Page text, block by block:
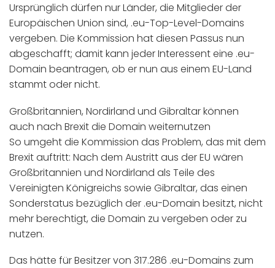
Ursprünglich dürfen nur Länder, die Mitglieder der
Europäischen Union sind, .eu-Top-Level-Domains
vergeben. Die Kommission hat diesen Passus nun
abgeschafft; damit kann jeder Interessent eine .eu-
Domain beantragen, ob er nun aus einem EU-Land
stammt oder nicht.
Großbritannien, Nordirland und Gibraltar können
auch nach Brexit die Domain weiternutzen
So umgeht die Kommission das Problem, das mit dem
Brexit auftritt: Nach dem Austritt aus der EU wären
Großbritannien und Nordirland als Teile des
Vereinigten Königreichs sowie Gibraltar, das einen
Sonderstatus bezüglich der .eu-Domain besitzt, nicht
mehr berechtigt, die Domain zu vergeben oder zu
nutzen.
Das hätte für Besitzer von 317.286 .eu-Domains zum